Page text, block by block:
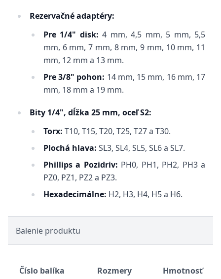
Rezervačné adaptéry:
Pre 1/4" disk: 4 mm, 4,5 mm, 5 mm, 5,5
mm, 6 mm, 7 mm, 8 mm, 9 mm, 10 mm, 11
mm, 12 mm a 13 mm.
Pre 3/8" pohon: 14 mm, 15 mm, 16 mm, 17
mm, 18 mm a 19 mm.
Bity 1/4", dĺžka 25 mm, oceľ S2:
Torx: T10, T15, T20, T25, T27 a T30.
Plochá hlava: SL3, SL4, SL5, SL6 a SL7.
Phillips a Pozidriv: PH0, PH1, PH2, PH3 a
PZ0, PZ1, PZ2 a PZ3.
Hexadecimálne: H2, H3, H4, H5 a H6.
Balenie produktu
Číslo balíka Rozmery
Hmotnosť